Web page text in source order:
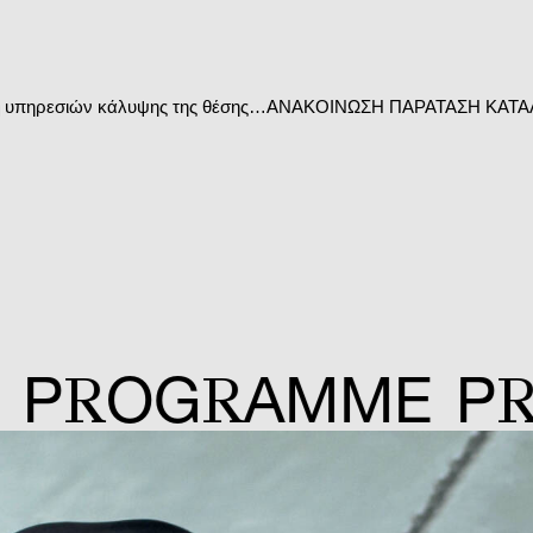
[ΕΛΗΞΕ] Πρόσκληση υποβολής προσφοράς για την παροχή υπηρεσιών κάλυψης της θέσης γραμματέα Διοικητικού Συμβουλίου, υπεύθυνου προστασίας Προσωπικών Δεδομένων (DPO) και συμβούλου Παρακαταθήκης
OGRAMME PR